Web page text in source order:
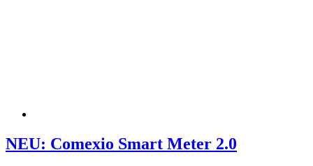
NEU: Comexio Smart Meter 2.0